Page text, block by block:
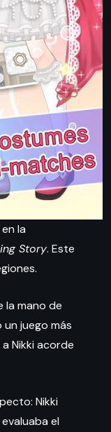
la
Story. Este
la mano de
un juego más
Nikki acorde
Nikki
el